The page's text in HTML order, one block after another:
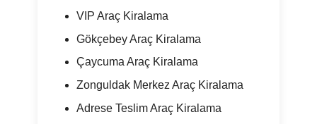
VIP Araç Kiralama
Gökçebey Araç Kiralama
Çaycuma Araç Kiralama
Zonguldak Merkez Araç Kiralama
Adrese Teslim Araç Kiralama